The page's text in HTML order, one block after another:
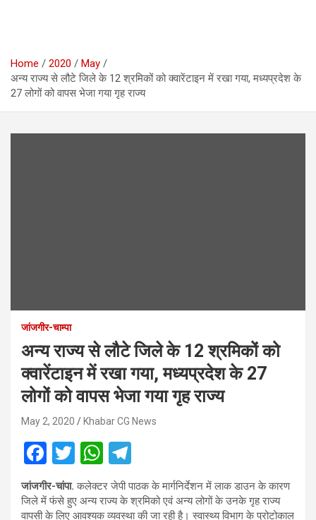
Home 2020
May
अन्य राज्य से लौटे जिले के 12 श्रमिकों को क्वारेंटाइन में रखा गया, मध्यप्रदेश के
27 लोगों को वापस भेजा गया गृह राज्य
जांजगीर-चाम्पा
अन्य राज्य से लौटे जिले के 12 श्रमिकों को
क्वारेंटाइन में रखा गया, मध्यप्रदेश के 27
लोगों को वापस भेजा गया गृह राज्य
May 2, 2020 Khabar CG News
F
a
ce
T
wi
tt
W
h
at
el
e
जांजगीर-चांपा. कलेक्टर जेपी पाठक के मार्गनिर्देशन में लाक डाउन के कारण
जिले में फंसे हुए अन्य राज्य के श्रमिको एवं अन्य लोगों के उनके गृह राज्य
वापसी के लिए आवश्यक व्यवस्था की जा रही है। स्वास्थ्य विभाग के प्रोटोकाल